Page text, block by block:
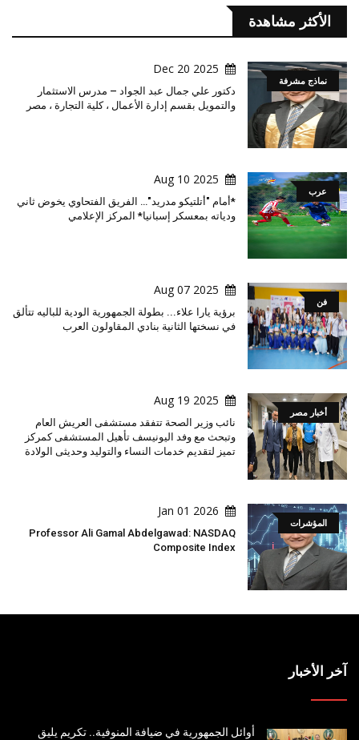
الأكثر مشاهدة
نماذج مشرفة
2025 Dec 20
دكتور علي جمال عبد الجواد – مدرس الاستثمار
والتمويل بقسم إدارة الأعمال ، كلية التجارة ، مصر
عرب
2025 Aug 10
*أمام "أتلتيكو مدريد"… الفريق الفتحاوي يخوض ثاني
ودياته بمعسكر إسبانيا* المركز الإعلامي
فن
2025 Aug 07
برؤية يارا علاء... بطولة الجمهورية الودية للباليه تتألق
في نسختها الثانية بنادي المقاولون العرب
أخبار مصر
2025 Aug 19
نائب وزير الصحة تتفقد مستشفى العريش العام
وتبحث مع وفد اليونيسف تأهيل المستشفى كمركز
تميز لتقديم خدمات النساء والتوليد وحديثى الولادة
المؤشرات
2026 Jan 01
Professor Ali Gamal Abdelgawad: NASDAQ
Composite Index
آخر الأخبار
أوائل الجمهورية في ضيافة المنوفية.. تكريم يليق